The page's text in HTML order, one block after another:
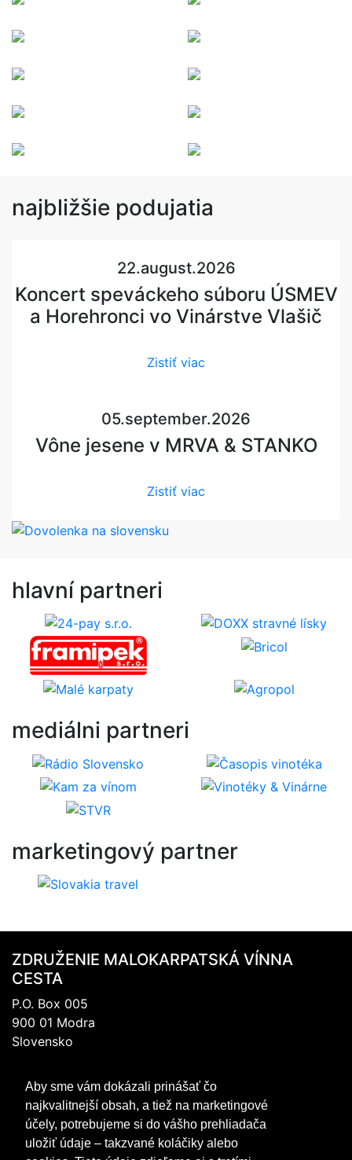
Aby sme vám dokázali prinášať čo
najkvalitnejší obsah, a tiež na marketingové
účely, potrebujeme si do vášho prehliadača
uložiť údaje – takzvané koláčiky alebo
najbližšie podujatia
22.august.2026
Koncert speváckeho súboru ÚSMEV
a Horehronci vo Vinárstve Vlašič
Zistiť viac
05.september.2026
Vône jesene v MRVA & STANKO
Zistiť viac
hlavnípartneri
mediálni partneri
marketingový partner
ZDRUŽENIE MALOKARPATSKÁ VÍNNA
CESTA
P.O. Box 005
900 01 Modra
Slovensko
IČO: 317 69 489
DIČ:202 0988 706
+421 905 467 745
mvc@mvc.sk
FACEBOOK